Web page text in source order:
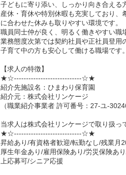
子どもに寄り添い、しっかり向き合える
産休・育休や特別休暇も充実しており
に合わせた休みも取りやすい環境です。
職員同士仲が良く、明るく働きやすい職
業務態度次第では契約社員や正社員登用
子育て中の方も安心して働ける職場です。
【求人の特徴】
★☆----------------------------☆★
紹介先施設名：ひまわり保育園
紹介元：株式会社リンケージ
（職業紹介事業者 許可番号：27-ユ-
当求人は株式会社リンケージで取り扱っ
★☆----------------------------☆★
昇給あり/有資格者歓迎/転勤なし/残業月
厚生年金あり/雇用保険あり/労災保険あ
上応募可/シニア応援